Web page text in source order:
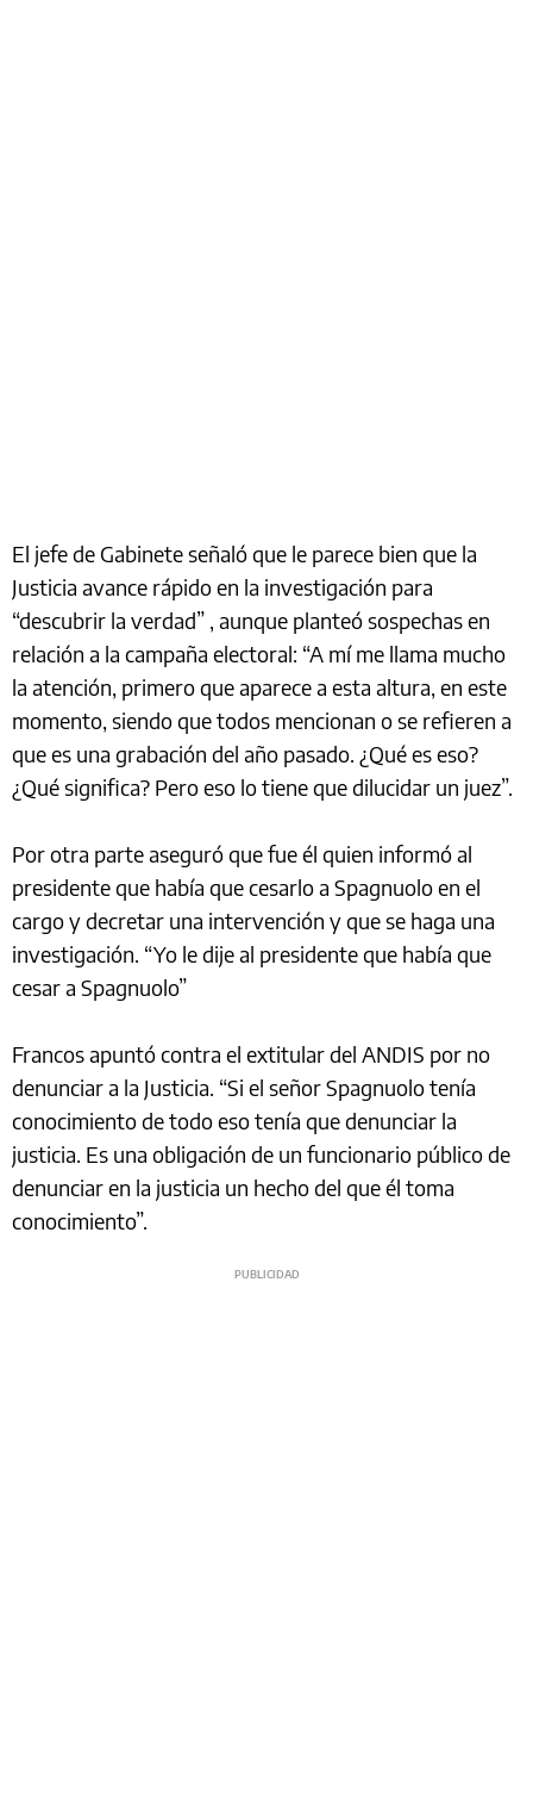
El jefe de Gabinete señaló que le parece bien que la
Justicia avance rápido en la investigación para
“descubrir la verdad” , aunque planteó sospechas en
relación a la campaña electoral: “A mí me llama mucho
la atención, primero que aparece a esta altura, en este
momento, siendo que todos mencionan o se refieren a
que es una grabación del año pasado. ¿Qué es eso?
¿Qué significa? Pero eso lo tiene que dilucidar un juez”.
Por otra parte aseguró que fue él quien informó al
presidente que había que cesarlo a Spagnuolo en el
cargo y decretar una intervención y que se haga una
investigación. “Yo le dije al presidente que había que
cesar a Spagnuolo”
Francos apuntó contra el extitular del ANDIS por no
denunciar a la Justicia. “Si el señor Spagnuolo tenía
conocimiento de todo eso tenía que denunciar la
justicia. Es una obligación de un funcionario público de
denunciar en la justicia un hecho del que él toma
conocimiento”.